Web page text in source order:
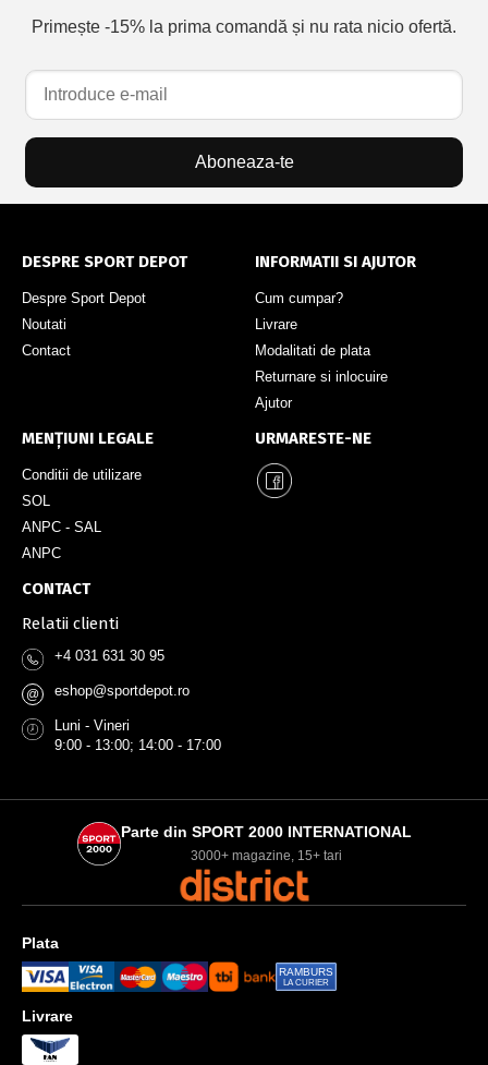
Primește -15% la prima comandă și nu rata nicio ofertă.
Aboneaza-te
DESPRE SPORT DEPOT
Despre Sport Depot
Noutati
Contact
INFORMATII SI AJUTOR
Cum cumpar?
Livrare
Modalitati de plata
Returnare si inlocuire
Ajutor
MENȚIUNI LEGALE
Conditii de utilizare
SOL
ANPC - SAL
ANPC
URMARESTE-NE
CONTACT
Relatii clienti
+4 031 631 30 95
@ eshop@sportdepot.ro
Luni - Vineri
9:00 - 13:00; 14:00 - 17:00
Parte din SPORT 2000 INTERNATIONAL
3000+ magazine, 15+ tari
Plata
RAMBURS
LA CURIER
Livrare